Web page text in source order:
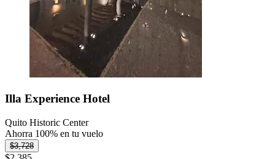
Illa Experience Hotel
Quito Historic Center
Ahorra 100% en tu vuelo
$3,728